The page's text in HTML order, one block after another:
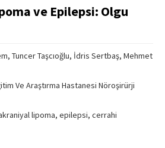
ve Epilepsi: Olgu
Tuncer Taşcıoğlu, İdris Sertbaş, Mehmet
Ve Araştırma Hastanesi Nöroşirürji
lipoma, epilepsi, cerrahi